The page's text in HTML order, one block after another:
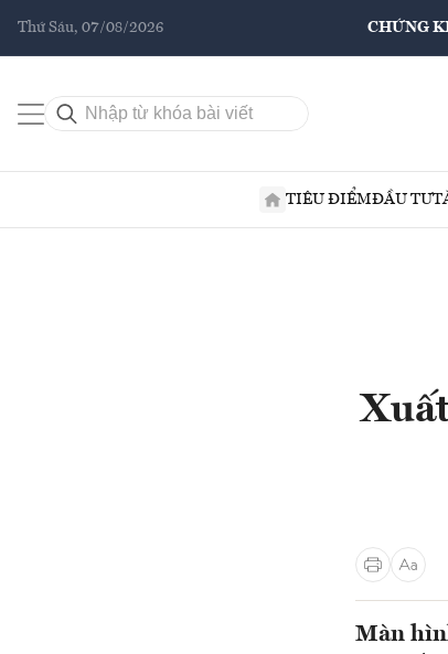
Thứ Sáu, 07/08/2026 CHỨNG
TIÊU ĐIỂMĐẦU TƯ
Màn